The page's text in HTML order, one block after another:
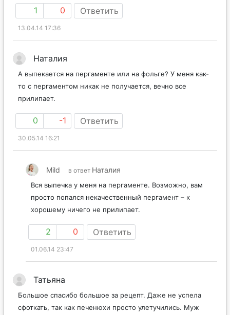
1 0 Ответить
13.04.14 17:36
Наталия
А выпекается на пергаменте или на фольге? У меня как-
то с пергаментом никак не получается, вечно все
прилипает.
0 -1 Ответить
30.05.14 16:21
Mild в ответ Наталия
Вся выпечка у меня на пергаменте. Возможно, вам
просто попался некачественный пергамент – к
хорошему ничего не прилипает.
2 0 Ответить
01.06.14 23:47
Татьяна
Большое спасибо большое за рецепт. Даже не успела
сфоткать, так как печенюхи просто улетучились. Муж